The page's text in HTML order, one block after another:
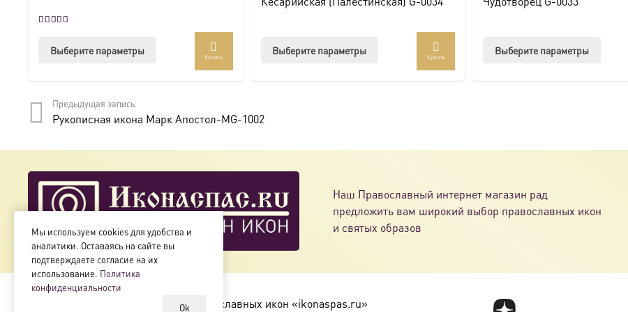
Выберите параметры
Опции
странице
товара.
Купить
Выберите параметры
странице
товара.
Купить
Выберите параметры
товара.
Предыдущая запись
Рукописная икона Марк Апостол-MG-1002
Наш Православный интернет магазин рад
предложить вам широкий выбор православных икон
и святых образов
Магазин православных икон «ikonaspas.ru»
Мы используем cookies для удобства и
аналитики. Оставаясь на сайте вы
подтверждаете согласие на их
использование. Политика
конфиденциальности
Ok